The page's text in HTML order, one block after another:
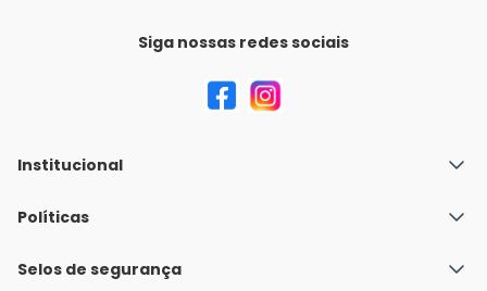
Siga nossas redes sociais
Institucional
Quem Somos
Nossas lojas
Políticas
Política de Envio
Selos de segurança